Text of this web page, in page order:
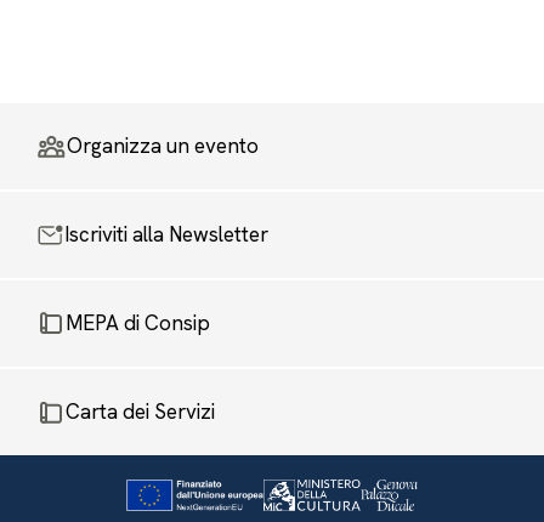
Organizza un evento
Iscriviti alla Newsletter
MEPA di Consip
Carta dei Servizi